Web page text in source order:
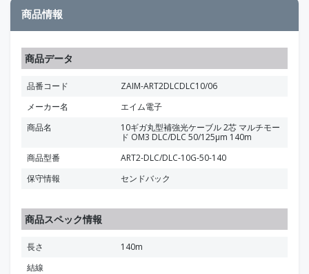
商品情報
商品データ
品番コード
ZAIM-ART2DLCDLC10/06
メーカー名
エイム電子
商品名
10ギガ丸型補強光ケーブル 2芯 マルチモー
ド OM3 DLC/DLC 50/125μm 140m
商品型番
ART2-DLC/DLC-10G-50-140
保守情報
センドバック
商品スペック情報
長さ
140m
結線